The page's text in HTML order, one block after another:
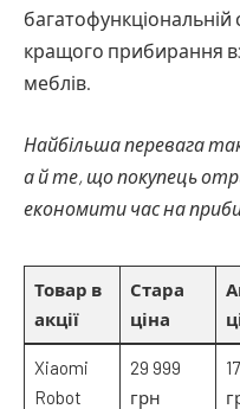
багатофункціональній
кращого прибирання
меблів.
Найбільша перевага
а й те, що покупець
економити час на
Товар в
акції
Стара
ціна
Xiaomi
Robot
29 999
грн